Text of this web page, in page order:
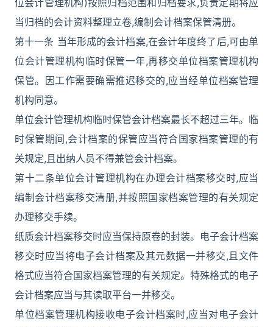
位会计管理机构)按照归档范围和归档要求,负责定期将应
当归档的会计资料整理立卷,编制会计档案保管清册。
第十一条 当年形成的会计档案,在会计年度终了后,可由单
位会计管理机构临时保管一年,再移交单位档案管理机构
保管。因工作需要确需推迟移交的,应当经单位档案管理
机构同意。
单位会计管理机构临时保管会计档案最长不超过三年。临
时保管期间,会计档案的保管应当符合国家档案管理的有
关规定,且出纳人员不得兼管会计档案。
第十二条单位会计管理机构在办理会计档案移交时,应当
编制会计档案移交清册,并按照国家档案管理的有关规定
办理移交手续。
纸质会计档案移交时应当保持原卷的封装。电子会计档案
移交时应当将电子会计档案及其元数据一并移交,且文件
格式应当符合国家档案管理的有关规定。特殊格式的电子
会计档案应当与其读取平台一并移交。
单位档案管理机构接收电子会计档案时,应当对电子会计